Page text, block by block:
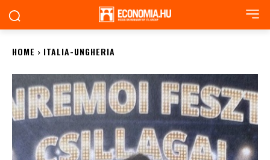
HOME ITALIA-UNGHERIA